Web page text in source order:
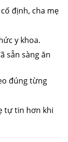
định, cha mẹ
y khoa.
sẵn sàng ăn
đúng từng
tự tin hơn khi